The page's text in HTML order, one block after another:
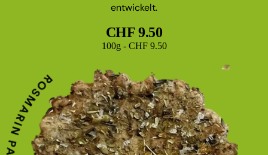
entwickelt.
CHF 9.50
Grundpreis
100g - CHF 9.50